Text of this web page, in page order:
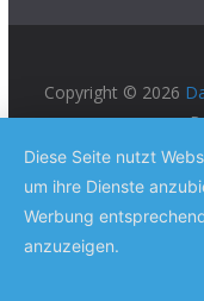
Copyright © 2026
Theme:ColorMag
Diese Seite nutzt
um ihre Dienste
Werbung
anzuzeigen.